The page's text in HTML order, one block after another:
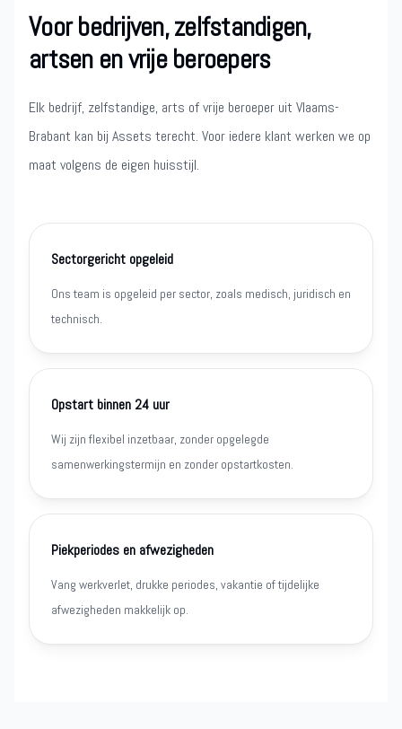
Voor bedrijven, zelfstandigen,
artsen en vrije beroepers
Elk bedrijf, zelfstandige, arts of vrije beroeper uit Vlaams-
Brabant kan bij Assets terecht. Voor iedere klant werken we op
maat volgens de eigen huisstijl.
Sectorgericht opgeleid
Ons team is opgeleid per sector, zoals medisch, juridisch en
technisch.
Opstart binnen 24 uur
Wij zijn flexibel inzetbaar, zonder opgelegde
samenwerkingstermijn en zonder opstartkosten.
Piekperiodes en afwezigheden
Vang werkverlet, drukke periodes, vakantie of tijdelijke
afwezigheden makkelijk op.